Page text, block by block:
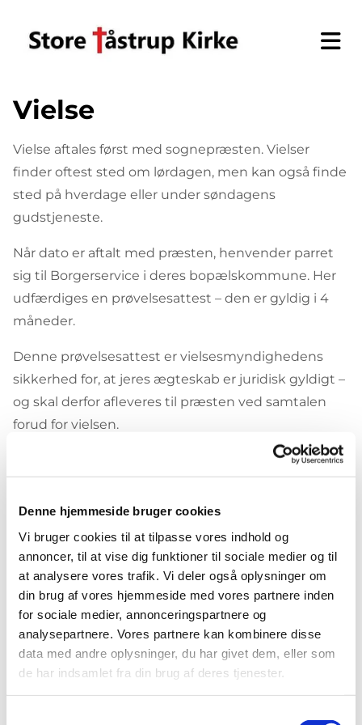
Denne hjemmeside bruger cookies
Vi bruger cookies til at tilpasse vores indhold og
annoncer, til at vise dig funktioner til sociale medier og til
at analysere vores trafik. Vi deler også oplysninger om
din brug af vores hjemmeside med vores partnere inden
for sociale medier, annonceringspartnere og
analysepartnere. Vores partnere kan kombinere disse
data med andre oplysninger, du har givet dem, eller som
de har indsamlet fra din brug af deres tjenester.
Vielse
Vielse aftales først med sognepræsten. Vielser
finder oftest sted om lørdagen, men kan også finde
sted på hverdage eller under søndagens
gudstjeneste.
Når dato er aftalt med præsten, henvender parret
sig til Borgerservice i deres bopælskommune. Her
udfærdiges en prøvelsesattest – den er gyldig i 4
måneder.
Denne prøvelsesattest er vielsesmyndighedens
sikkerhed for, at jeres ægteskab er juridisk gyldigt –
og skal derfor afleveres til præsten ved samtalen
forud for vielsen.
vielsen.
Hvis man ønsker særlige indslag eller musik SKAL
dette oplyses til præsten og planlægges i
samarbejde med ham. Det er i sidste ende præsten,
der skal give tilladelse til, at vielsen afviger fra det i
forvejen fastlagte ritual.
Pyntning i kirken